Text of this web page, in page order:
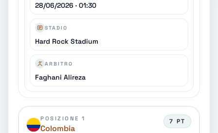
28/06/2026 · 01:30
STADIO
Hard Rock Stadium
ARBITRO
Faghani Alireza
POSIZIONE 1
Colombia
7 PT